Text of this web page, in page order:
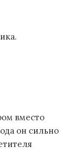
вместо
он сильно